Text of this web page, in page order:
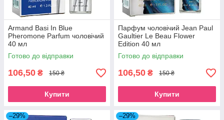
Armand Basi In Blue
Pheromone Parfum чоловічий
40 мл
Готово до відправки
106,50 ₴ 150 ₴
Купити
Парфум чоловічий Jean Paul
Gaultier Le Beau Flower
Edition 40 мл
Готово до відправки
106,50 ₴ 150 ₴
Купити
–29% –29%